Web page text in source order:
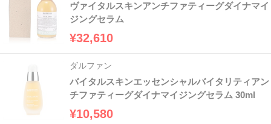
ヴァイタルスキンアンチファティーグダイナマイ
ジングセラム
¥32,610
ダルファン
バイタルスキンエッセンシャルバイタリティアン
チファティーグダイナマイジングセラム 30ml
¥10,580